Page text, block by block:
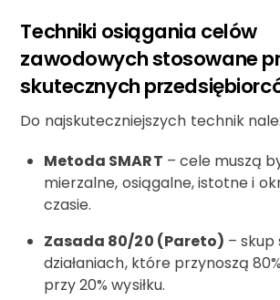
Techniki osiągania celów
zawodowych stosowane
skutecznych
Do najskuteczniejszych technik
Metoda SMART – cele muszą
mierzalne, osiągalne, istotne i
czasie.
Zasada 80/20 (Pareto) – skup
działaniach, które przynoszą
przy 20% wysiłku.